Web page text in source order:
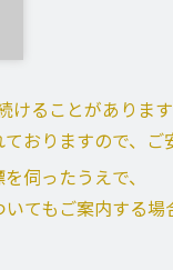
ることがあります
おりますので、ご
伺ったうえで、
てもご案内する場